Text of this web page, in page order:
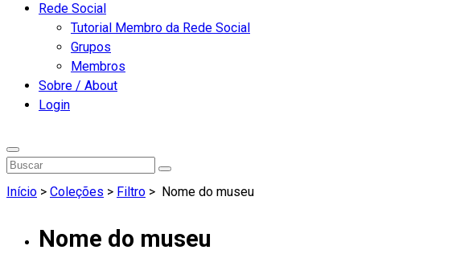
Rede Social
Tutorial Membro da Rede Social
Grupos
Membros
Sobre / About
Login
Início > Coleções > Filtro > Nome do museu
Nome do museu